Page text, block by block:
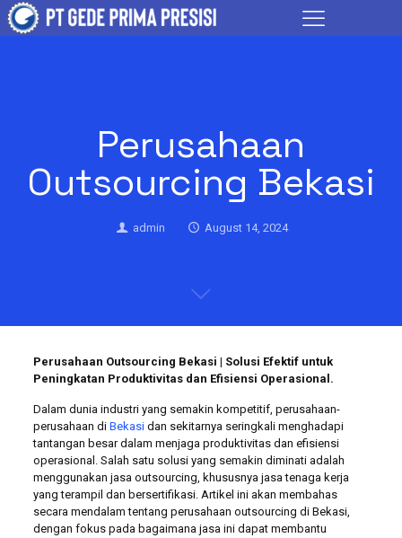
Perusahaan
Outsourcing Bekasi
admin August 14, 2024
Perusahaan Outsourcing Bekasi | Solusi Efektif untuk
Peningkatan Produktivitas dan Efisiensi Operasional.
Dalam dunia industri yang semakin kompetitif, perusahaan-
perusahaan di Bekasidan sekitarnya seringkali menghadapi
tantangan besar dalam menjaga produktivitas dan efisiensi
operasional. Salah satu solusi yang semakin diminati adalah
menggunakan jasa outsourcing, khususnya jasa tenaga kerja
yang terampil dan bersertifikasi. Artikel ini akan membahas
secara mendalam tentang perusahaan outsourcing di Bekasi,
dengan fokus pada bagaimana jasa ini dapat membantu